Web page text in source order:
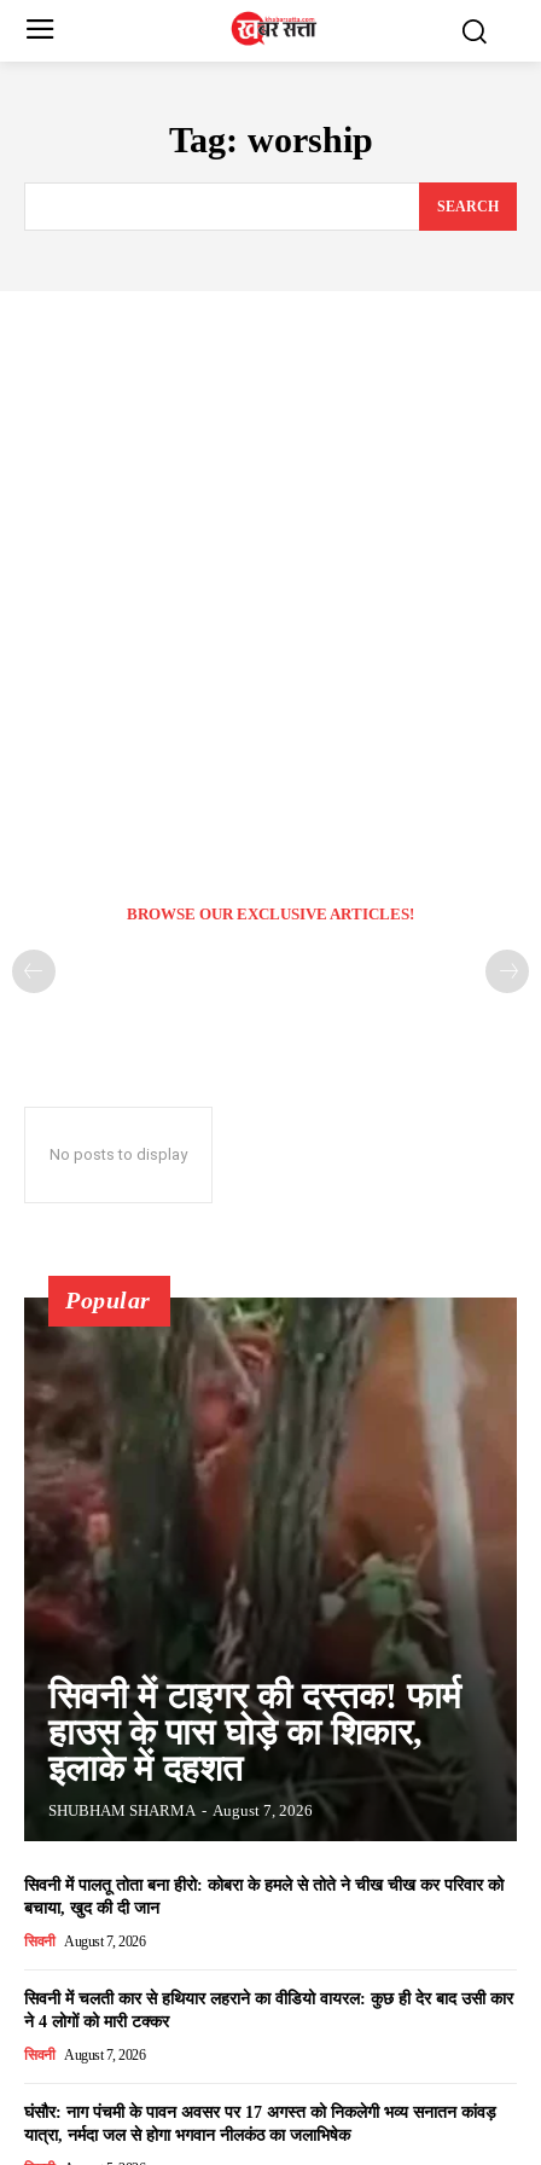
Tag: worship
SEARCH
BROWSE OUR EXCLUSIVE ARTICLES!
No posts to display
Popular
सिवनी में टाइगर की दस्तक! फार्म
हाउस के पास घोड़े का शिकार,
इलाके में दहशत
SHUBHAM SHARMA - August 7, 2026
सिवनी में पालतू तोता बना हीरो: कोबरा के हमले से तोते ने चीख चीख कर परिवार को
बचाया, खुद की दी जान
सिवनी August 7, 2026
सिवनी में चलती कार से हथियार लहराने का वीडियो वायरल: कुछ ही देर बाद उसी कार
ने 4 लोगों को मारी टक्कर
सिवनी August 7, 2026
घंसौर: नाग पंचमी के पावन अवसर पर 17 अगस्त को निकलेगी भव्य सनातन कांवड़
यात्रा, नर्मदा जल से होगा भगवान नीलकंठ का जलाभिषेक